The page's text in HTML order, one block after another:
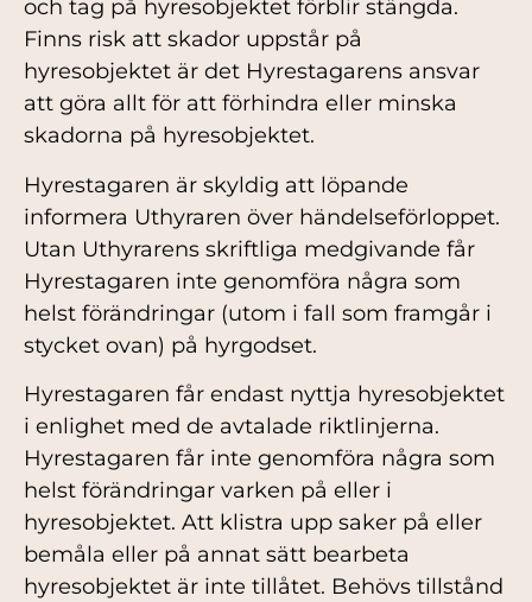
och tag på hyresobjektet förblir stängda.
Finns risk att skador uppstår på
hyresobjektet är det Hyrestagarens ansvar
att göra allt för att förhindra eller minska
skadorna på hyresobjektet.
Hyrestagaren är skyldig att löpande
informera Uthyraren över händelseförloppet.
Utan Uthyrarens skriftliga medgivande får
Hyrestagaren inte genomföra några som
helst förändringar (utom i fall som framgår i
stycket ovan) på hyrgodset.
Hyrestagaren får endast nyttja hyresobjektet
i enlighet med de avtalade riktlinjerna.
Hyrestagaren får inte genomföra några som
helst förändringar varken på eller i
hyresobjektet. Att klistra upp saker på eller
bemåla eller på annat sätt bearbeta
hyresobjektet är inte tillåtet. Behövs tillstånd